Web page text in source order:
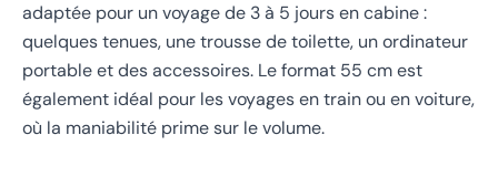
adaptée pour un voyage de 3 à 5 jours en cabine :
quelques tenues, une trousse de toilette, un ordinateur
portable et des accessoires. Le format 55 cm est
également idéal pour les voyages en train ou en voiture,
où la maniabilité prime sur le volume.